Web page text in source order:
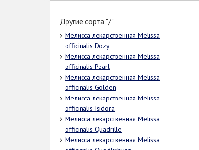
Другие сорта "/"
Мелисса лекарственная Melissa
officinalis Dozy
Мелисса лекарственная Melissa
officinalis Pearl
Мелисса лекарственная Melissa
officinalis Golden
Мелисса лекарственная Melissa
officinalis Isidora
Мелисса лекарственная Melissa
officinalis Quadrille
Мелисса лекарственная Melissa